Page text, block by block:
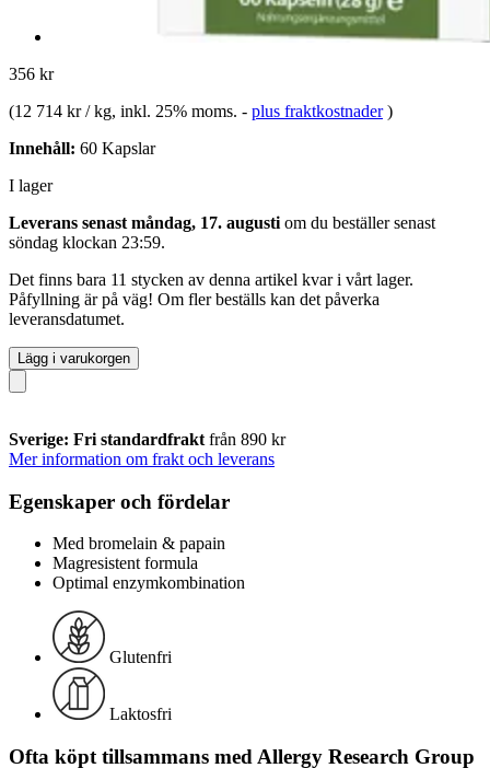
356 kr
(12 714 kr / kg, inkl. 25% moms. - plus fraktkostnader )
Innehåll: 60 Kapslar
I lager
Leverans senast måndag, 17. augusti om du beställer senast
söndag klockan 23:59.
Det finns bara 11 stycken av denna artikel kvar i vårt lager.
Påfyllning är på väg! Om fler beställs kan det påverka
leveransdatumet.
Lägg i varukorgen
Sverige: Fri standardfrakt från 890 kr
Mer information om frakt och leverans
Egenskaper och fördelar
Med bromelain & papain
Magresistent formula
Optimal enzymkombination
Glutenfri
Laktosfri
Ofta köpt tillsammans med Allergy Research Group